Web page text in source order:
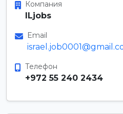
Компания
ILjobs
Email
Телефон
+972 55 240 2434